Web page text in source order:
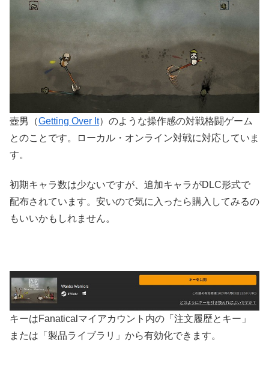
壺男（Getting Over It）のような操作感の対戦格闘ゲーム
とのことです。ローカル・オンライン対戦に対応していま
す。
初期キャラ数は少ないですが、追加キャラがDLC形式で
配布されています。安いので気に入ったら購入してみるの
もいいかもしれません。
キーはFanaticalマイアカウント内の「注文履歴とキー」
または「製品ライブラリ」から有効化できます。